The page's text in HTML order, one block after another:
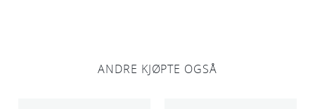
ANDRE KJØPTE OGSÅ